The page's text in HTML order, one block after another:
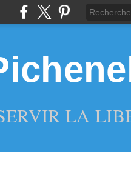
LA